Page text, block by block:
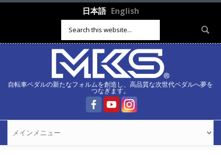
メインコンテンツに移動日本語 English
検索フォーム
自転車ペダルの新たなフォルムを創造し、高品質な次世代ペダルへ夢を
つなぎます。